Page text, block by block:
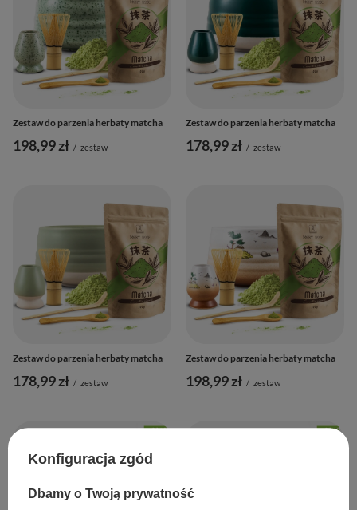
Zestaw do parzenia herbaty matcha
198,99 zł / zestaw
Zestaw do parzenia herbaty matcha
178,99 zł / zestaw
Zestaw do parzenia herbaty matcha
178,99 zł / zestaw
Zestaw do parzenia herbaty matcha
198,99 zł / zestaw
Konfiguracja zgód
Dbamy o Twoją prywatność